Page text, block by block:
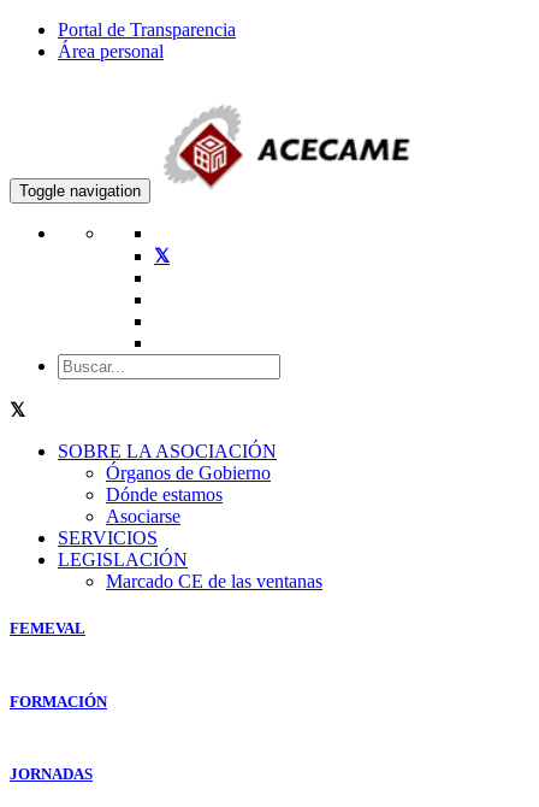
Portal de Transparencia
Área personal
Toggle navigation
SOBRE LA ASOCIACIÓN
Órganos de Gobierno
Dónde estamos
Asociarse
SERVICIOS
LEGISLACIÓN
Marcado CE de las ventanas
FEMEVAL
FORMACIÓN
JORNADAS